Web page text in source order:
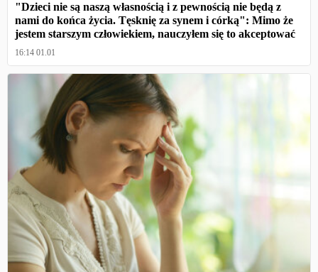
"Dzieci nie są naszą własnością i z pewnością nie będą z
nami do końca życia. Tęsknię za synem i córką": Mimo że
jestem starszym człowiekiem, nauczyłem się to akceptować
16:14 01.01